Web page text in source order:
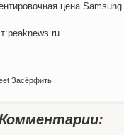
цена
Засёрфить